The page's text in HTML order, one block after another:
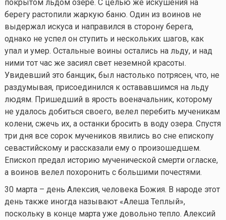
покрытом льдом озере. С целью же искушения на
берегу растопили жаркую баню. Один из воинов не
выдержал искуса и направился в сторону берега,
однако не успел он ступить и нескольких шагов, как
упал и умер. Остальные воины остались на льду, и над
ними тот час же засиял свет неземной красоты.
Увидевший это банщик, был настолько потрясен, что, не
раздумывая, присоединился к остававшимся на льду
людям. Пришедший в ярость военачальник, которому
не удалось добиться своего, велел перебить мученикам
колени, сжечь их, а останки бросить в воду озера. Спустя
три дня все сорок мучеников явились во сне епископу
севастийскому и рассказали ему о произошедшем.
Епископ предал историю мученической смерти огласке,
а воинов велел похоронить с большими почестями.
30 марта – день Алексия, человека Божия. В народе этот
день также иногда называют «Алеша Теплый»,
поскольку в конце марта уже довольно тепло. Алексий